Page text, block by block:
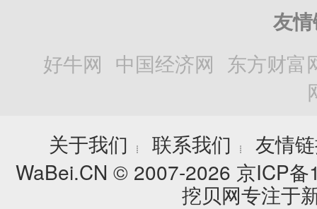
友
好牛网 中国经济网 东方财富
关于我们
┊ 联系我们 ┊
友情
WaBei.CN © 2007-2026 京ICP
挖贝网专注于